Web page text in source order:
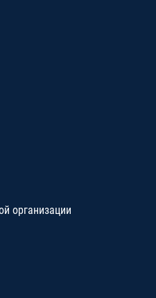
организации